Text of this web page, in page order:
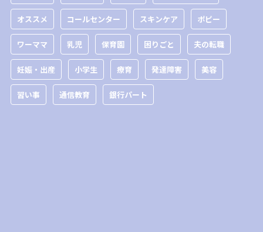
オススメ コールセンター スキンケア ポピー
ワーママ 乳児 保育園 困りごと 夫の転職
妊娠・出産 小学生 療育 発達障害 美容
習い事 通信教育 銀行パート